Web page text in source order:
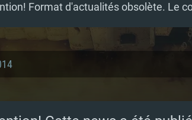
Format d'actualités obsolète. Le